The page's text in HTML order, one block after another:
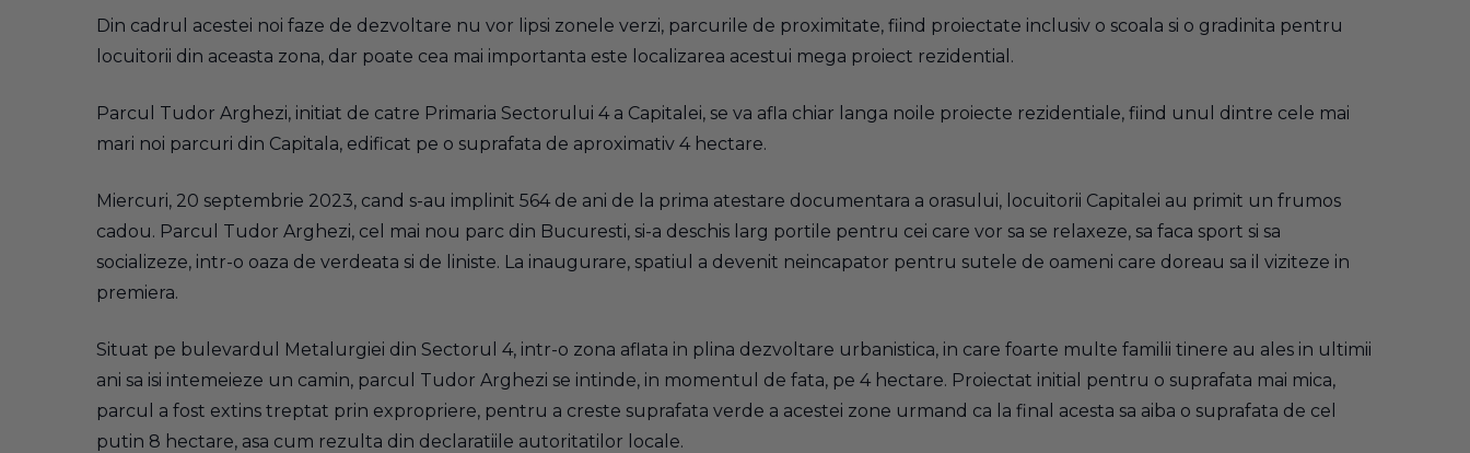
Din cadrul acestei noi faze de dezvoltare nu vor lipsi zonele verzi, parcurile de proximitate, fiind proiectate inclusiv o scoala si o gradinita pentru
locuitorii din aceasta zona, dar poate cea mai importanta este localizarea acestui mega proiect rezidential.
Parcul Tudor Arghezi, initiat de catre Primaria Sectorului 4 a Capitalei, se va afla chiar langa noile proiecte rezidentiale, fiind unul dintre cele mai
mari noi parcuri din Capitala, edificat pe o suprafata de aproximativ 4 hectare.
Miercuri, 20 septembrie 2023, cand s-au implinit 564 de ani de la prima atestare documentara a orasului, locuitorii Capitalei au primit un frumos
cadou. Parcul Tudor Arghezi, cel mai nou parc din Bucuresti, si-a deschis larg portile pentru cei care vor sa se relaxeze, sa faca sport si sa
socializeze, intr-o oaza de verdeata si de liniste. La inaugurare, spatiul a devenit neincapator pentru sutele de oameni care doreau sa il viziteze in
premiera.
Situat pe bulevardul Metalurgiei din Sectorul 4, intr-o zona aflata in plina dezvoltare urbanistica, in care foarte multe familii tinere au ales in ultimii
ani sa isi intemeieze un camin, parcul Tudor Arghezi se intinde, in momentul de fata, pe 4 hectare. Proiectat initial pentru o suprafata mai mica,
parcul a fost extins treptat prin expropriere, pentru a creste suprafata verde a acestei zone urmand ca la final acesta sa aiba o suprafata de cel
putin 8 hectare, asa cum rezulta din declaratiile autoritatilor locale.